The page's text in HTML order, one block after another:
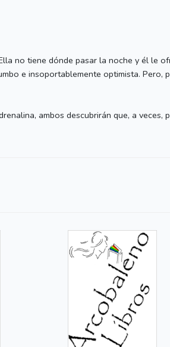
no tiene dónde pasar la noche y él le
e insoportablemente optimista. Pero,
ambos descubrirán que, a veces,